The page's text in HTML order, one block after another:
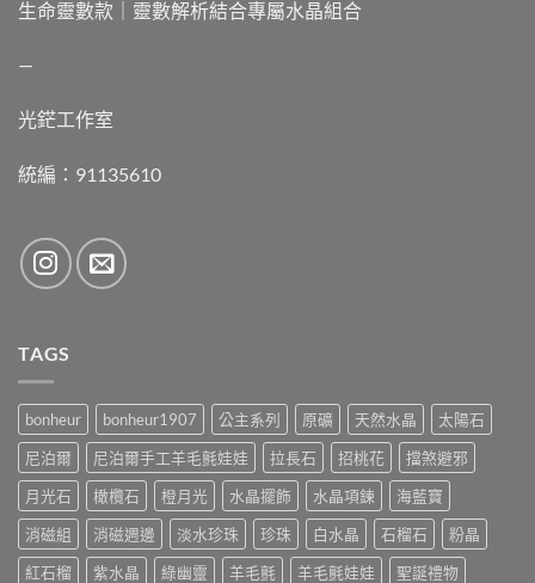
生命靈數款｜靈數解析結合專屬水晶組合
—
光鋩工作室
統編：91135610
TAGS
bonheur bonheur1907 公主系列 原礦 天然水晶
太陽石
尼泊爾
尼泊爾手工羊毛氈娃娃 拉長石 招桃花
擋煞避邪
月光石
橄欖石 橙月光 水晶擺飾 水晶項鍊
海藍寶
消磁組
消磁週邊 淡水珍珠 珍珠 白水晶 石榴石
粉晶
紅石榴
紫水晶 綠幽靈 羊毛氈 羊毛氈娃娃 聖誕禮物